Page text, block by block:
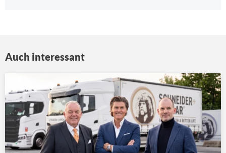
Auch interessant